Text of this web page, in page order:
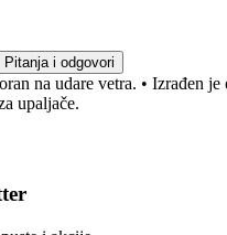
Pitanja i odgovori
na udare vetra. • Izrađen
upaljače.